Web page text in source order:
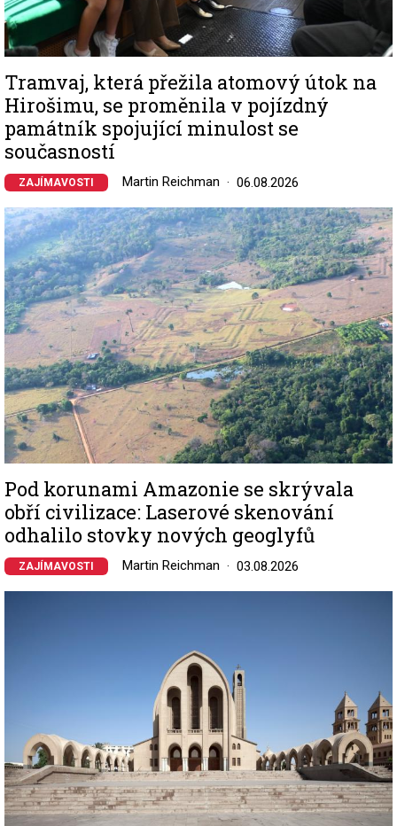
Tramvaj, která přežila atomový útok na
Hirošimu, se proměnila v pojízdný
památník spojující minulost se
současností
ZAJÍMAVOSTI Martin Reichman 06.08.2026
Image
Pod korunami Amazonie se skrývala
obří civilizace: Laserové skenování
odhalilo stovky nových geoglyfů
ZAJÍMAVOSTI Martin Reichman 03.08.2026